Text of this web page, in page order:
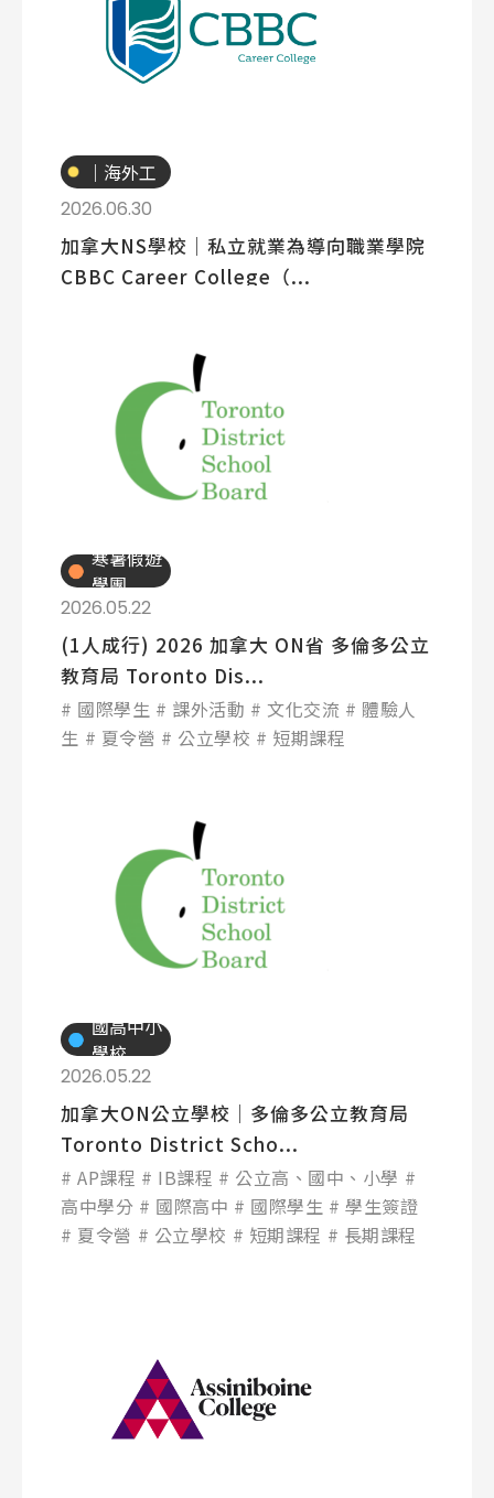
｜海外工
讀
2026.06.30
加拿大NS學校│私立就業為導向職業學院
CBBC Career College（...
寒暑假遊
學團
2026.05.22
(1人成行) 2026 加拿大 ON省 多倫多公立
教育局 Toronto Dis...
國際學生 課外活動 文化交流
體驗人
生
夏令營 公立學校 短期課程
國高中小
學校
2026.05.22
加拿大ON公立學校│多倫多公立教育局
Toronto District Scho...
AP課程 IB課程
公立高、國中、小學
高中學分
國際高中 國際學生
學生簽證
夏令營
公立學校 短期課程 長期課程